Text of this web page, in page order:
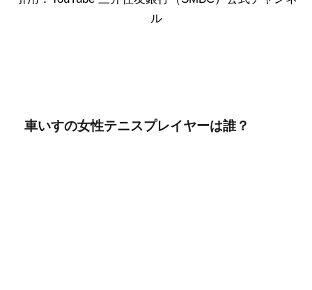
ル
車いすの女性テニスプレイヤーは誰？